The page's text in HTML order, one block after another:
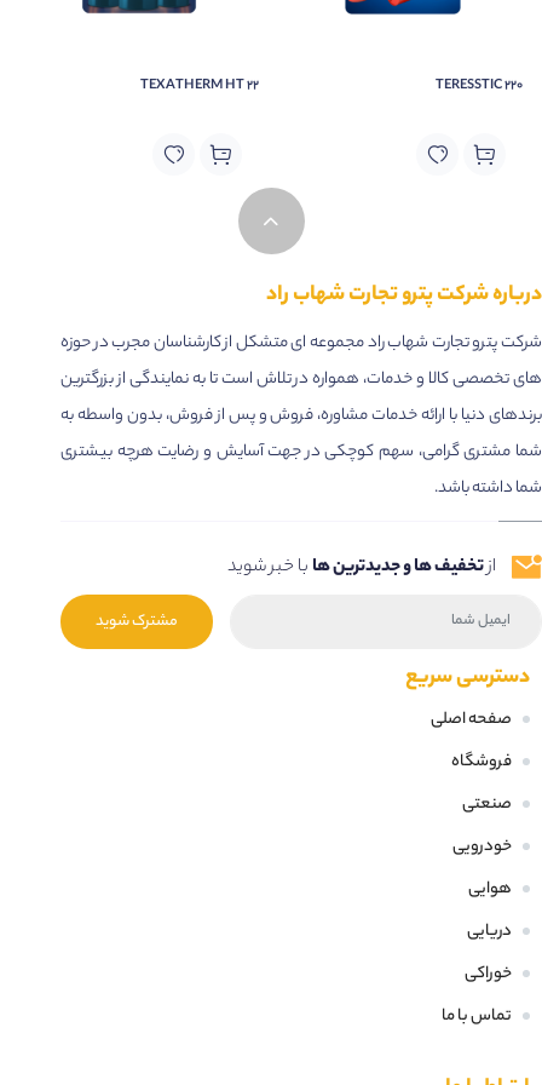
• Contains Biocide – enhanced fluid life.
TERESSTIC 220
TEXATHERM HT 22
درباره شرکت پترو تجارت شهاب راد
شرکت پترو تجارت شهاب راد مجموعه ای متشکل از کارشناسان مجرب در حوزه
های تخصصی کالا و خدمات، همواره در تلاش است تا به نمایندگی از بزرگترین
برندهای دنیا با ارائه خدمات مشاوره، فروش و پس از فروش، بدون واسطه به
شما مشتری گرامی، سهم کوچکی در جهت آسایش و رضایت هرچه بیشتری
شما داشته باشد.
ازتخفیف ها و جدیدترین ها با خبر شوید
مشترک شوید
دسترسی سریع
صفحه اصلی
فروشگاه
صنعتی
خودرویی
هوایی
دریایی
خوراکی
تماس با ما